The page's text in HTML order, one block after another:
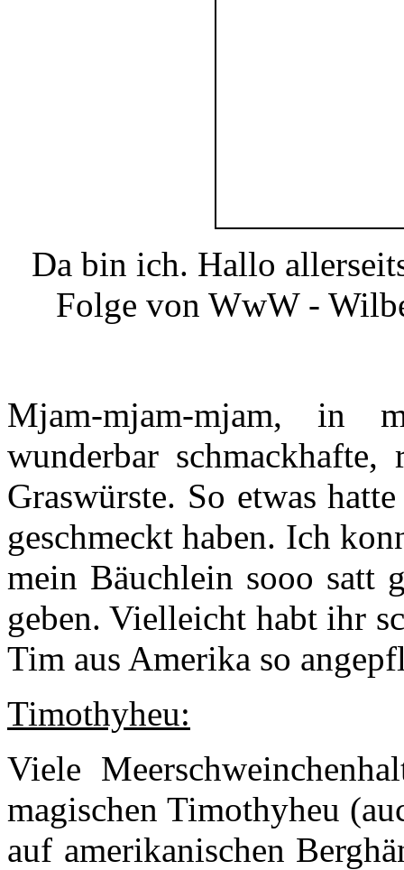
Da bin ich. Hallo
Folge von WwW -
Mjam-mjam-mjam, in
wunderbar
Graswürste. So etwas
geschmeckt haben. Ich
mein Bäuchlein sooo satt
geben. Vielleicht habt ihr
Tim aus Amerika so
Timothyheu:
Viele
magischen Timothyheu
auf amerikanischen